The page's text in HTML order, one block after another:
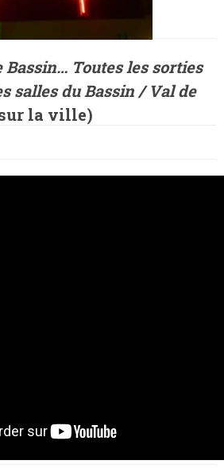
Bassin… Toutes les sorties
salles du Bassin / Val de
la ville)